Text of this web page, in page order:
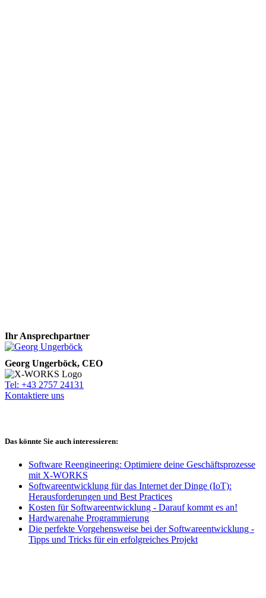
Ihr Ansprechpartner
Georg Ungerböck, CEO
Tel: +43 2757 24131
Kontaktiere uns
Das könnte Sie auch interessieren:
Software Reengineering: Optimiere deine Geschäftsprozesse
mit X-WORKS
Softwareentwicklung für das Internet der Dinge (IoT):
Herausforderungen und Best Practices
Kosten für Softwareentwicklung - Darauf kommt es an!
Hardwarenahe Programmierung
Die perfekte Vorgehensweise bei der Softwareentwicklung -
Tipps und Tricks für ein erfolgreiches Projekt